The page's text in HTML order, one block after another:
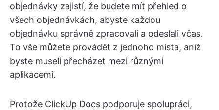
objednávky zajistí, že budete mít přehled o
všech objednávkách, abyste každou
objednávku správně zpracovali a odeslali včas.
To vše můžete provádět z jednoho místa, aniž
byste museli přecházet mezi různými
aplikacemi.
Protože ClickUp Docs podporuje spolupráci,